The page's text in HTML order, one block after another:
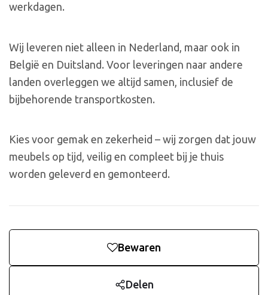
werkdagen.
Wij leveren niet alleen in Nederland, maar ook in
België en Duitsland. Voor leveringen naar andere
landen overleggen we altijd samen, inclusief de
bijbehorende transportkosten.
Kies voor gemak en zekerheid – wij zorgen dat jouw
meubels op tijd, veilig en compleet bij je thuis
worden geleverd en gemonteerd.
Bewaren
Delen